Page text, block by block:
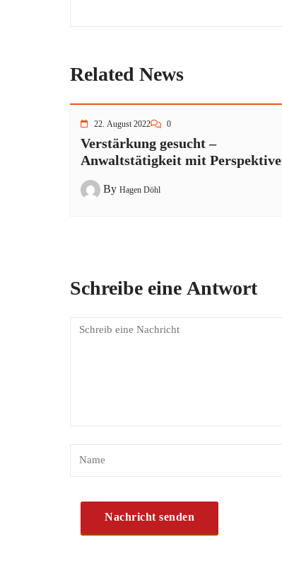
Related News
22. August 2022 0
Verstärkung gesucht –
Anwaltstätigkeit mit Perspektive
By Hagen Döhl
Schreibe eine Antwort